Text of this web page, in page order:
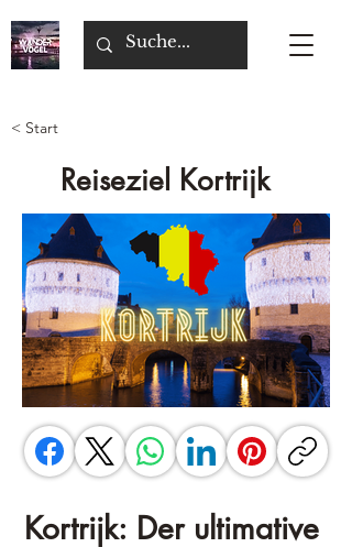
< Start
Reiseziel Kortrijk
Kortrijk: Der ultimative